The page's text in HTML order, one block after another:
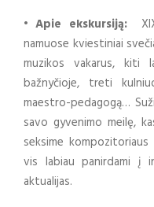
• Apie ekskursiją:XIX
namuose kviestiniai
muzikos vakarus, kiti
bažnyčioje, treti
maestro-pedagogą…
savo gyvenimo meilę,
seksime
vis labiau panirdami į
aktualijas.